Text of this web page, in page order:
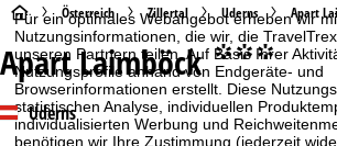
Für ein optimales Webangebot erheben wir
Nutzungsinformationen, die wir, die
unseren Partnern teilen. Auf Basis Ihrer
Nutzungsprofile anhand von Endgeräte- und
Browserinformationen erstellt. Diese
statistischen Analyse, individuellen
individualisierten Werbung und
benötigen wir Ihre Zustimmung (jederzeit
S
t
a
Österreich Zillertal Uderns Apart
Apart Laimböck °°°
Uderns